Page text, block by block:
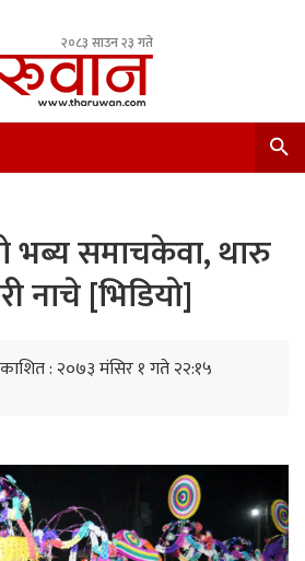
२०८३ साउन २३ गते
भब्य समाचकेवा, थारु
नाचे [भिडियो]
: २०७३ मंसिर १ गते २२:१५